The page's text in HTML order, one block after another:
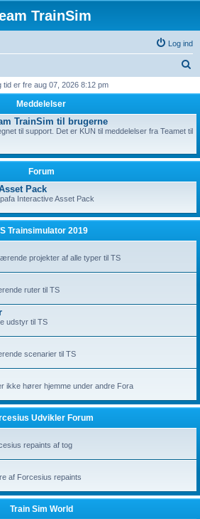
TrainSim
Log ind
tid er fre aug 07, 2026 8:12 pm
Meddelelser
TrainSim til brugerne
til support. Det er KUN til meddelelser fra Teamet til
Forum
Pack
Interactive Asset Pack
Trainsimulator 2019
projekter af alle typer til TS
ruter til TS
udstyr til TS
scenarier til TS
ikke hører hjemme under andre Fora
Udvikler Forum
repaints af tog
af Forcesius repaints
Train Sim World